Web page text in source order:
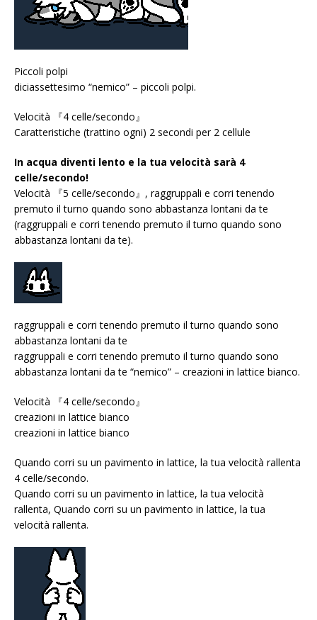
Piccoli polpi
diciassettesimo “nemico” – piccoli polpi.
Velocità 『4 celle/secondo』
Caratteristiche (trattino ogni) 2 secondi per 2 cellule
In acqua diventi lento e la tua velocità sarà 4
celle/secondo!
Velocità 『5 celle/secondo』, raggruppali e corri tenendo
premuto il turno quando sono abbastanza lontani da te
(raggruppali e corri tenendo premuto il turno quando sono
abbastanza lontani da te).
raggruppali e corri tenendo premuto il turno quando sono
abbastanza lontani da te
raggruppali e corri tenendo premuto il turno quando sono
abbastanza lontani da te “nemico” – creazioni in lattice bianco.
Velocità 『4 celle/secondo』
creazioni in lattice bianco
creazioni in lattice bianco
Quando corri su un pavimento in lattice, la tua velocità rallenta
4 celle/secondo.
Quando corri su un pavimento in lattice, la tua velocità
rallenta, Quando corri su un pavimento in lattice, la tua
velocità rallenta.